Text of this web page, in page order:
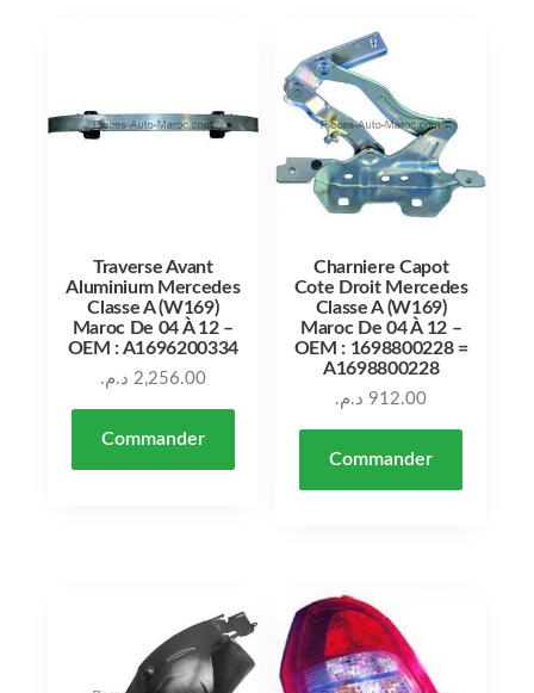
Traverse Avant
Aluminium Mercedes
Classe A (W169)
Maroc De 04 À 12 –
OEM : A1696200334
2,256.00 د.م.
Commander
Charniere Capot
Cote Droit Mercedes
Classe A (W169)
Maroc De 04 À 12 –
OEM : 1698800228 =
A1698800228
912.00 د.م.
Commander